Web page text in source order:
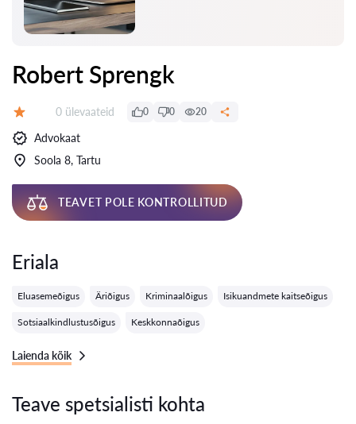
Robert Sprengk
Ülevaateid:
0 ülevaateid 0 0 20
Advokaat
Soola 8, Tartu
TEAVET POLE KONTROLLITUD
Eriala
Eluasemeõigus Äriõigus Kriminaalõigus Isikuandmete kaitseõigus
Sotsiaalkindlustusõigus Keskkonnaõigus
Laienda kõik
Teave spetsialisti kohta